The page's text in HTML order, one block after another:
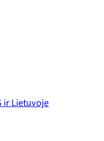
ir Lietuvoje